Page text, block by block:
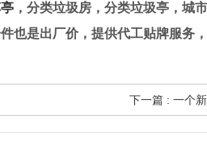
，分类垃圾房，分类垃圾亭，城
也是出厂价，提供代工贴牌服务
下一篇 : 一个